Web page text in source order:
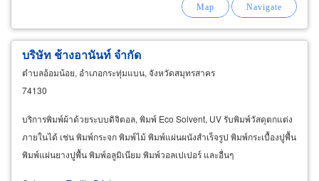
บริษัท ช้างอานันท์ จำกัด
ตำบลอ้อมน้อย, อำเภอกระทุ่มแบน, จังหวัดสมุทรสาคร
74130
บริการพิมพ์ผ้าด้วยระบบดิจิตอล, พิมพ์ Eco Solvent, UV รับพิมพ์วัสดุตกแต่ง
ภายในได้ เช่น พิมพ์กระจก พิมพ์ไม้ พิมพ์แผ่นผนังสำเร็จรูป พิมพ์กระเบื้องปูพื้น
พิมพ์แผ่นยางปูพื้น พิมพ์อลูมิเนียม พิมพ์วอลเปเปอร์ และอื่นๆ